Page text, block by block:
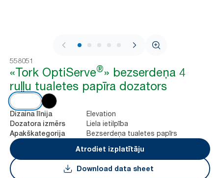
1 / 5
558051
«Tork OptiServe®» bezserdeņa 4
ruļļu tualetes papīra dozators
Dizaina līnija Elevation
Dozatora izmērs Liela ietilpība
Apakškategorija
Bezserdeņa tualetes papīrs
Atrodiet izplatītāju
Download data sheet